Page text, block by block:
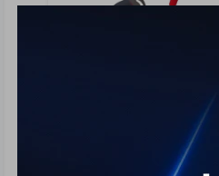
Auriculares HyperX Cloud